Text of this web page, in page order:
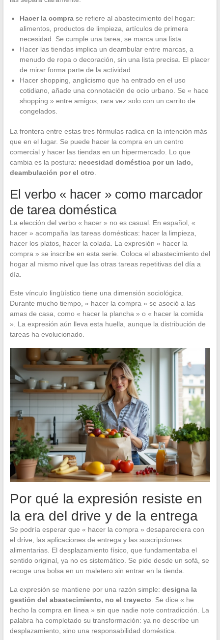
Hacer la comprase refiere al abastecimiento del hogar:
alimentos, productos de limpieza, artículos de primera
necesidad. Se cumple una tarea, se marca una lista.
Hacer las tiendas implica un deambular entre marcas, a
menudo de ropa o decoración, sin una lista precisa. El placer
de mirar forma parte de la actividad.
Hacer shopping, anglicismo que ha entrado en el uso
cotidiano, añade una connotación de ocio urbano. Se « hace
shopping » entre amigos, rara vez solo con un carrito de
congelados.
La frontera entre estas tres fórmulas radica en la intención más
que en el lugar. Se puede hacer la compra en un centro
comercial y hacer las tiendas en un hipermercado. Lo que
cambia es la postura: necesidad doméstica por un lado,
deambulación por el otro
El verbo « hacer » como marcador
de tarea doméstica
La elección del verbo « hacer » no es casual. En español, «
hacer » acompaña las tareas domésticas: hacer la limpieza,
hacer los platos, hacer la colada. La expresión « hacer la
compra » se inscribe en esta serie. Coloca el abastecimiento del
hogar al mismo nivel que las otras tareas repetitivas del día a
día.
Este vínculo lingüístico tiene una dimensión sociológica.
Durante mucho tiempo, « hacer la compra » se asoció a las
amas de casa, como « hacer la plancha » o « hacer la comida
». La expresión aún lleva esta huella, aunque la distribución de
tareas ha evolucionado.
Por qué la expresión resiste en
la era del drive y de la entrega
Se podría esperar que « hacer la compra » desapareciera con
el drive, las aplicaciones de entrega y las suscripciones
alimentarias. El desplazamiento físico, que fundamentaba el
sentido original, ya no es sistemático. Se pide desde un sofá, se
recoge una bolsa en un maletero sin entrar en la tienda.
La expresión se mantiene por una razón simple: designa la
gestión del abastecimiento, no el trayecto. Se dice « he
hecho la compra en línea » sin que nadie note contradicción. La
palabra ha completado su transformación: ya no describe un
desplazamiento, sino una responsabilidad doméstica.